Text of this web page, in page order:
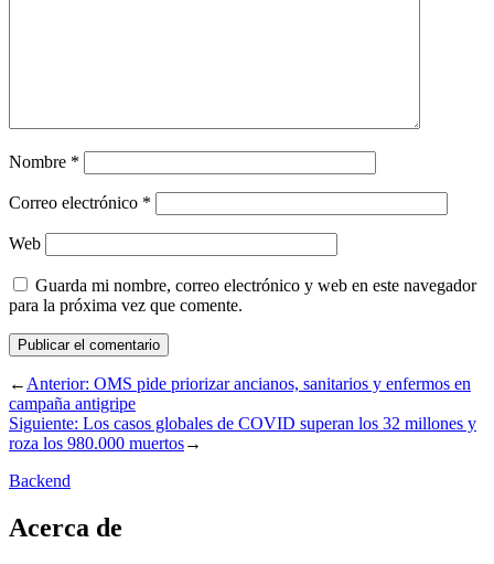
Nombre *
Correo electrónico *
Web
Guarda mi nombre, correo electrónico y web en este navegador
para la próxima vez que comente.
←Anterior: OMS pide priorizar ancianos, sanitarios y enfermos en
campaña antigripe
Siguiente: Los casos globales de COVID superan los 32 millones y
roza los 980.000 muertos→
Backend
Acerca de